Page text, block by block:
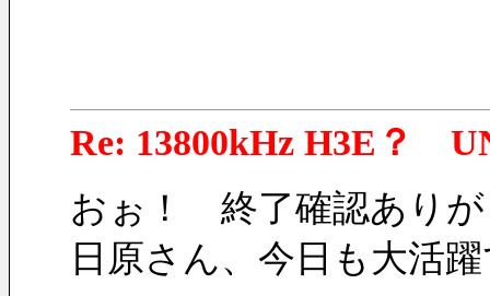
Re: 13800kHz H3E？
おぉ！　終了確認あり
日原さん、今日も大活